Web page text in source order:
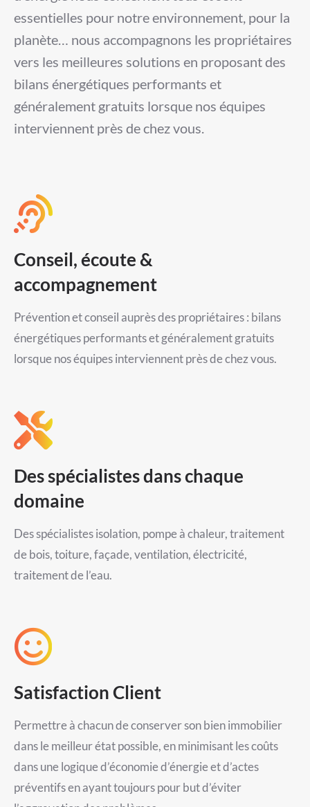
essentielles pour notre environnement, pour la
planète… nous accompagnons les propriétaires
vers les meilleures solutions en proposant des
bilans énergétiques performants et
généralement gratuits lorsque nos équipes
interviennent près de chez vous.
Conseil, écoute &
accompagnement
Prévention et conseil auprès des propriétaires : bilans
énergétiques performants et généralement gratuits
lorsque nos équipes interviennent près de chez vous.
Des spécialistes dans chaque
domaine
Des spécialistes isolation, pompe à chaleur, traitement
de bois, toiture, façade, ventilation, électricité,
traitement de l’eau.
Satisfaction Client
Permettre à chacun de conserver son bien immobilier
dans le meilleur état possible, en minimisant les coûts
dans une logique d’économie d’énergie et d’actes
préventifs en ayant toujours pour but d’éviter